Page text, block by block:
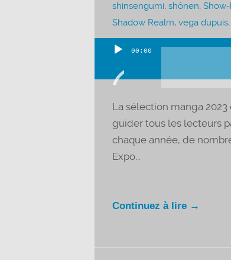
shinsengumi, shônen,
Shadow Realm, vega dupuis,
Lecteur
audio
00:00
La sélection manga 2023
guider tous les lecteurs
chaque année, de
Expo...
Continuez à lire →